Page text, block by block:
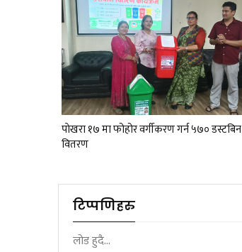
पाेखरा १७ मा फोहोर वर्गीकरण गर्न ५७० डस्टबिन
वितरण
टिप्पणिहरु
लोड हुदै...